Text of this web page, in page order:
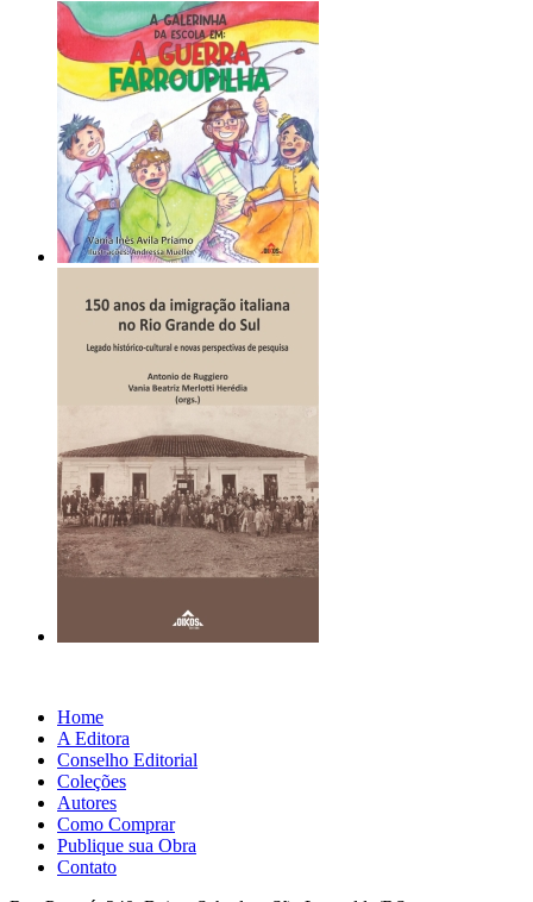
Home
A Editora
Conselho Editorial
Coleções
Autores
Como Comprar
Publique sua Obra
Contato